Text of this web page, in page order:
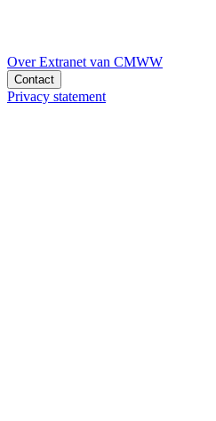
Over Extranet van CMWW
Contact
Privacy statement